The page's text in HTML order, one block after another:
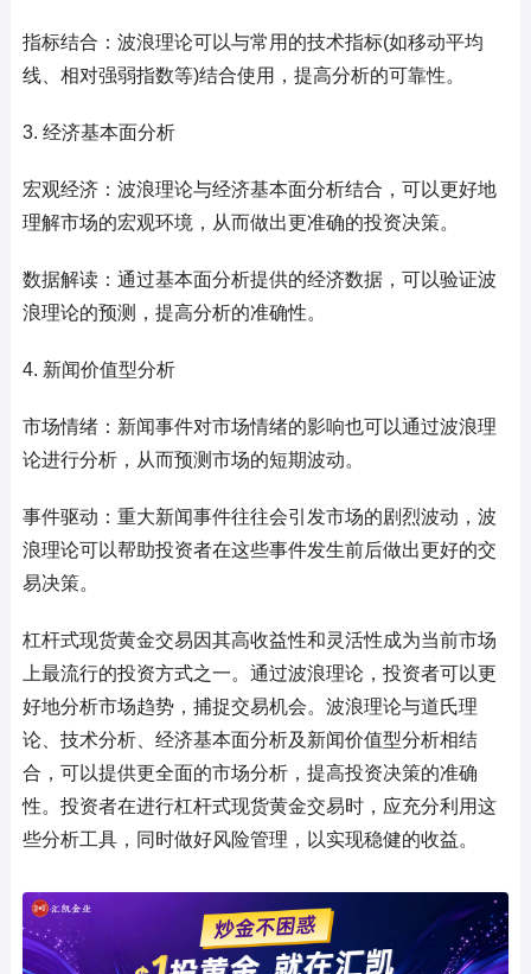
指标结合：波浪理论可以与常用的技术指标(如移动平均
线、相对强弱指数等)结合使用，提高分析的可靠性。
3. 经济基本面分析
宏观经济：波浪理论与经济基本面分析结合，可以更好地
理解市场的宏观环境，从而做出更准确的投资决策。
数据解读：通过基本面分析提供的经济数据，可以验证波
浪理论的预测，提高分析的准确性。
4. 新闻价值型分析
市场情绪：新闻事件对市场情绪的影响也可以通过波浪理
论进行分析，从而预测市场的短期波动。
事件驱动：重大新闻事件往往会引发市场的剧烈波动，波
浪理论可以帮助投资者在这些事件发生前后做出更好的交
易决策。
杠杆式现货黄金交易因其高收益性和灵活性成为当前市场
上最流行的投资方式之一。通过波浪理论，投资者可以更
好地分析市场趋势，捕捉交易机会。波浪理论与道氏理
论、技术分析、经济基本面分析及新闻价值型分析相结
合，可以提供更全面的市场分析，提高投资决策的准确
性。投资者在进行杠杆式现货黄金交易时，应充分利用这
些分析工具，同时做好风险管理，以实现稳健的收益。